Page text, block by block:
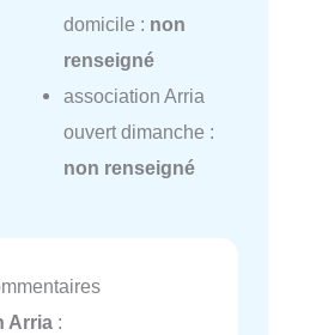
domicile : non
renseigné
association Arria
ouvert dimanche :
non renseigné
Arria :